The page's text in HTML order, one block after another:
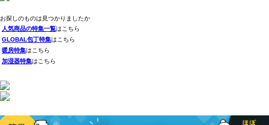
お探しのものは見つかりましたか
人気商品の特集一覧はこちら
GLOBAL包丁特集はこちら
暖房特集はこちら
加湿器特集はこちら